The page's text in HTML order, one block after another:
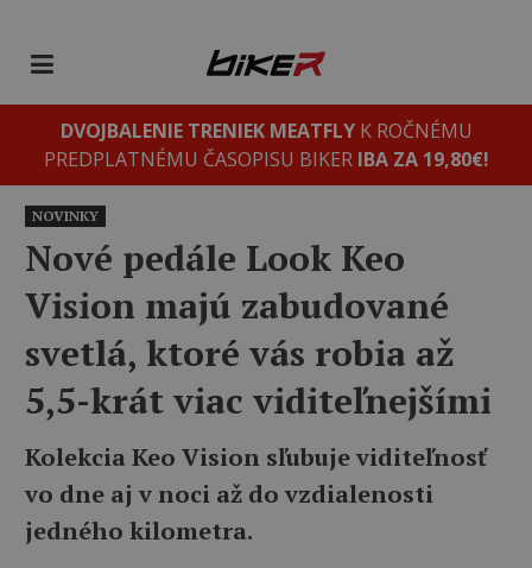
DVOJBALENIE TRENIEK MEATFLYK ROČNÉMU
PREDPLATNÉMU ČASOPISU BIKER IBA ZA 19,80€!
NOVINKY
Nové pedále Look Keo
Vision majú zabudované
svetlá, ktoré vás robia až
5,5-krát viac viditeľnejšími
Kolekcia Keo Vision sľubuje viditeľnosť
vo dne aj v noci až do vzdialenosti
jedného kilometra.